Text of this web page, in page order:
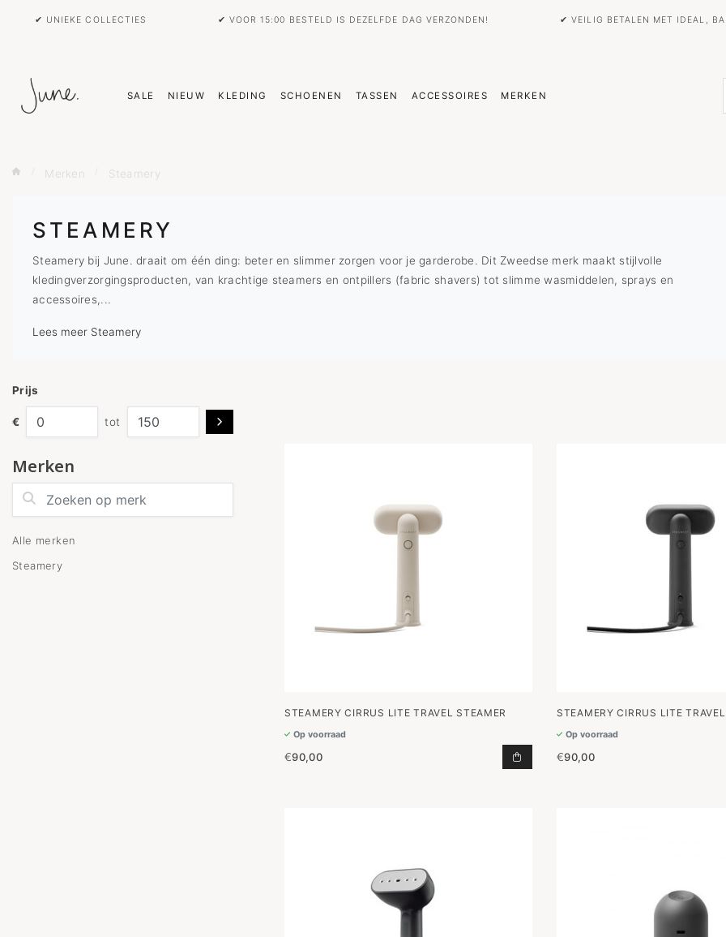
✔ UNIEKE COLLECTIES ✔ VOOR 15:00 BESTELD IS DEZELFDE DAG VERZONDEN! ✔ VEILIG BETALEN MET IDEAL,
SALE NIEUW KLEDING SCHOENEN TASSEN ACCESSOIRES MERKEN
Merken Steamery
STEAMERY
Steamery bij June. draait om één ding: beter en slimmer zorgen voor je garderobe. Dit Zweedse merk maakt stijlvolle
kledingverzorgingsproducten, van krachtige steamers en ontpillers (fabric shavers) tot slimme wasmiddelen, sprays en
accessoires,...
Lees meer Steamery
Prijs
€ tot
Merken
Zoeken op merk
Alle merken
Steamery
STEAMERY CIRRUS LITE TRAVEL STEAMER
Op voorraad
€90,00 CIRRUS LITE TRAVEL STEAMER
STEAMERY CIRRUS LITE
Op voorraad
€90,00